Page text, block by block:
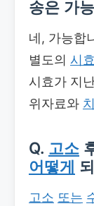
송은 가
네, 가능합
별도의 시효
시효가 지
위자료와
Q. 고소
어떻게
고소 또는